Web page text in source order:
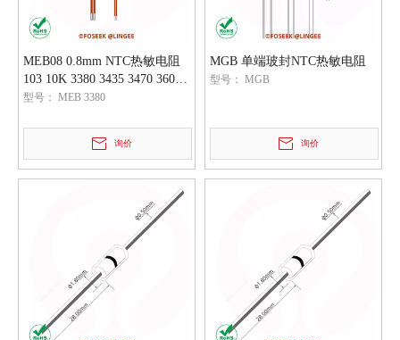
MEB08 0.8mm NTC热敏电阻
103 10K 3380 3435 3470 3600
3950
型号： MEB 3380
询价
MGB 单端玻封NTC热敏电阻
型号： MGB
询价